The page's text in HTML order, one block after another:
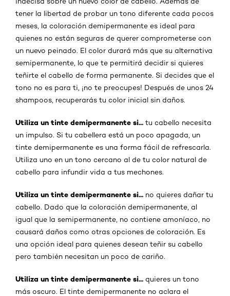
tener la libertad de probar un tono diferente cada pocos
meses, la coloración demipermanente es ideal para
quienes no están seguras de querer comprometerse con
un nuevo peinado. El color durará más que su alternativa
semipermanente, lo que te permitirá decidir si quieres
teñirte el cabello de forma permanente. Si decides que el
tono no es para ti, ¡no te preocupes! Después de unos 24
shampoos, recuperarás tu color inicial sin daños.
Utiliza un tinte demipermanente si... tu cabello necesita
un impulso. Si tu cabellera está un poco apagada, un
tinte demipermanente es una forma fácil de refrescarla.
Utiliza uno en un tono cercano al de tu color natural de
cabello para infundir vida a tus mechones.
Utiliza un tinte demipermanente si... no quieres dañar tu
cabello. Dado que la coloración demipermanente, al
igual que la semipermanente, no contiene amoníaco, no
causará daños como otras opciones de coloración. Es
una opción ideal para quienes desean teñir su cabello
pero también necesitan un poco de cariño.
Utiliza un tinte demipermanente si... quieres un tono
más oscuro. El tinte demipermanente no aclara el